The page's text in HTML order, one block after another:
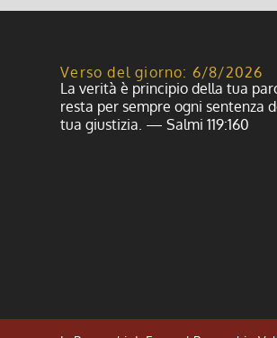
Verso del giorno: 6/8/2026
La verità è principio della tua
resta per sempre ogni sentenza
tua giustizia. — Salmi 119:160